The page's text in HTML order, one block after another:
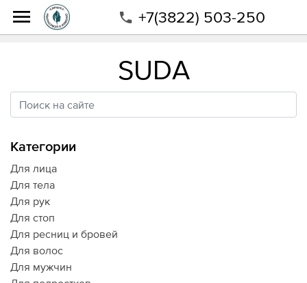
+7(3822) 503-250
SUDA
Категории
Для лица
Для тела
Для рук
Для стоп
Для ресниц и бровей
Для волос
Для мужчин